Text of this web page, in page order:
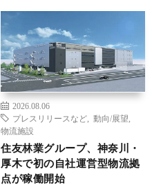
2026.08.06
プレスリリースなど
動向/展望
物流施設
住友林業グループ、神奈川・
厚木で初の自社運営型物流拠
点が稼働開始